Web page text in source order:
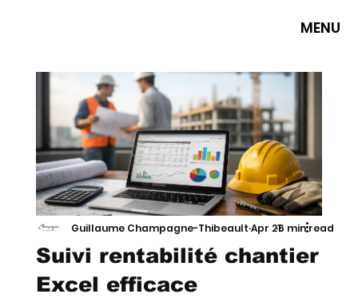
MENU
Suivi rentabilité chantier
Excel efficace
Guillaume Champagne-Thibeault Apr 216 min read